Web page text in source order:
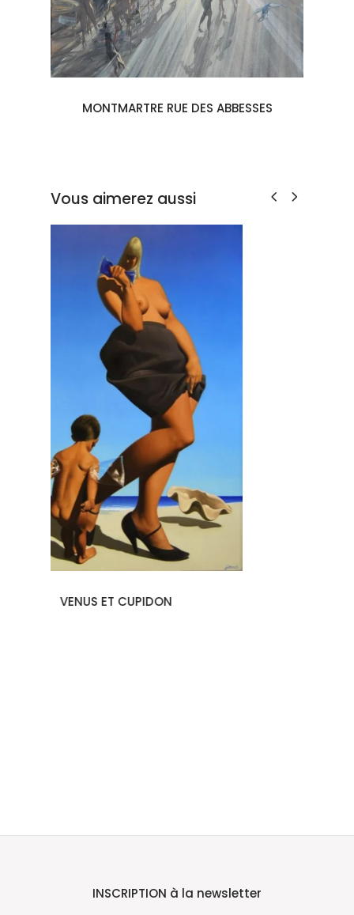
MONTMARTRE RUE DES ABBESSES
Vous aimerez aussi
MOL INSPIRATION
INSCRIPTION à la newsletter